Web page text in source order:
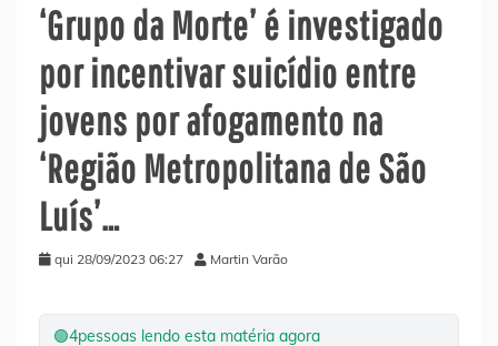
‘Grupo da Morte’ é investigado
por incentivar suicídio entre
jovens por afogamento na
‘Região Metropolitana de São
Luís’…
qui 28/09/2023 06:27 Martin Varão
🟢4pessoas lendo esta matéria agora